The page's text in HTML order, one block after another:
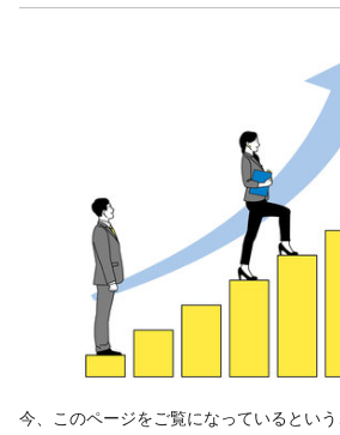
今、このページをご覧になっているという